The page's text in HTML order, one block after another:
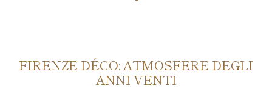
BASELITZ. AVANTI!